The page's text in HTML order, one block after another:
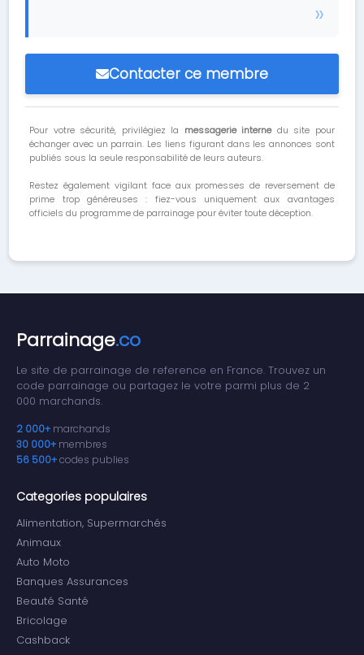
Contacter ce membre
Pour votre sécurité, privilégiez la messagerie internedu site pour
échanger avec un parrain. Les liens figurant dans les annonces sont
publiés sous la seule responsabilité de leurs auteurs.
Restez également vigilant face aux promesses de reversement de
prime trop généreuses : fiez-vous uniquement aux avantages
officiels du programme de parrainage pour éviter toute déception.
Parrainage.co
Le site de parrainage de reference en France. Trouvez un
code parrainage ou partagez le votre parmi plus de 2
000 marchands.
2 000+ marchands
30 000+ membres
56 500+codes publies
Categories populaires
Alimentation, Supermarchés
Animaux
Auto Moto
Banques Assurances
Beauté Santé
Bricolage
Cashback